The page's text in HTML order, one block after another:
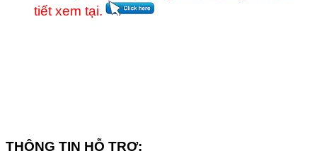
tiết xem tại.
THÔNG TIN HỖ TRỢ: